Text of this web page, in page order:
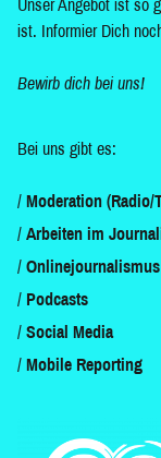
Unser Angebot ist so
ist. Informier Dich
Bewirb dich bei uns!
Bei uns gibt es:
Moderation (Radio/
Arbeiten im
Onlinejournalismus
Podcasts
Social Media
Mobile Reporting